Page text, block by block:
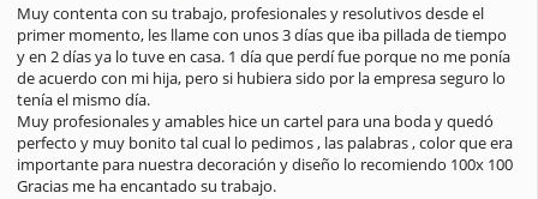
Muy contenta con su trabajo, profesionales y resolutivos desde el
primer momento, les llame con unos 3 días que iba pillada de tiempo
y en 2 días ya lo tuve en casa. 1 día que perdí fue porque no me ponía
de acuerdo con mi hija, pero si hubiera sido por la empresa seguro lo
tenía el mismo día.
Muy profesionales y amables hice un cartel para una boda y quedó
perfecto y muy bonito tal cual lo pedimos , las palabras , color que era
importante para nuestra decoración y diseño lo recomiendo 100x 100
Gracias me ha encantado su trabajo.